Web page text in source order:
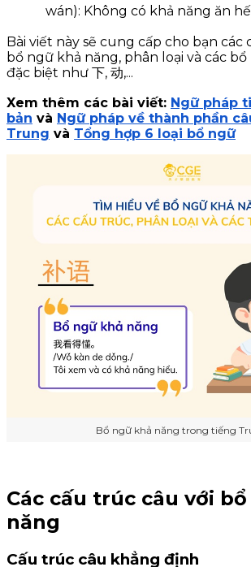
wán): Không có khả năng ăn
Bài viết này sẽ cung cấp cho bạn các
bổ ngữ khả năng, phân loại và các
đặc biệt như 下, 动,...
Xem thêm các bài viết: Ngữ pháp
bản và Ngữ pháp về thành phần
Trung và Tổng hợp 6 loại bổ ngữ
Bổ ngữ khả năng trong tiếng
Các cấu trúc câu với
năng
Cấu trúc câu khẳng định